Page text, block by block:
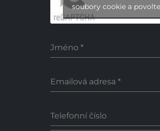
soubory cookie a
Jméno *
Emailová adresa *
Telefonní číslo